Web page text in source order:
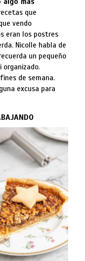
que
vendo
eran los postres
Nicolle habla de
un pequeño
de semana.
excusa para